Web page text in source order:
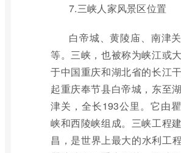
7.三峡人家风景区位置
白帝城、黄陵庙、南津
等。三峡，也被称为峡江或
于中国重庆和湖北省的长江
起重庆奉节县白帝城，东至
津关，全长193公里。它由
峡和西陵峡组成。三峡工程
昌，是世界上最大的水利工